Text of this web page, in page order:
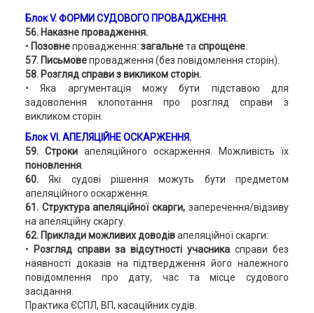
Блок V. ФОРМИ СУДОВОГО ПРОВАДЖЕННЯ.
56. Наказне провадження.
• Позовнепровадження: загальнетаспрощене.
57. Письмовепровадження (без повідомлення сторін).
58. Розгляд справи з викликом сторін.
• Яка аргументація можу бути підставою для
задоволення клопотання про розгляд справи з
викликом сторін.
Блок VI. АПЕЛЯЦІЙНЕ ОСКАРЖЕННЯ.
59. Строки апеляційного оскарження. Можливість їх
поновлення.
60.Які судові рішення можуть бути предметом
апеляційного оскарження.
61. Структура апеляційної скарги,заперечення/відзиву
на апеляційну скаргу.
62. Приклади можливих доводівапеляційної скарги:
•
Розгляд справи за відсутності учасника справи без
наявності доказів на підтвердження його належного
повідомлення про дату, час та місце судового
засідання.
Практика ЄСПЛ, ВП, касаційних судів.